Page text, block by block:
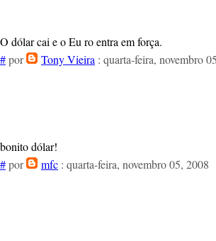
O dólar cai e o Eu ro entra em força.
#por Tony Vieira : quarta-feira, novembro
bonito dólar!
#por mfc : quarta-feira, novembro 05, 2008